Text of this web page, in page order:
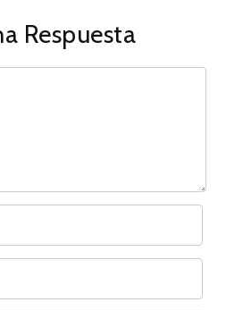
Respuesta